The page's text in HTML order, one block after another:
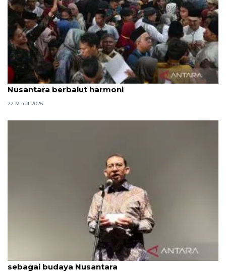
Wajah kemenangan: Saat istana terbuka dan
Nusantara berbalut harmoni
22 Maret 2026
Menbud sebut Lebaran pemersatu masyarakat
sebagai budaya Nusantara